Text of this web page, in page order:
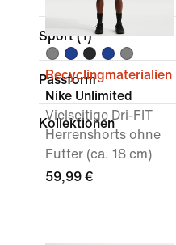
Sport(1)
Passform
Kollektionen
Recyclingmaterialien
Nike Unlimited
Vielseitige Dri-FIT
Herrenshorts ohne
Futter (ca. 18 cm)
59,99 €